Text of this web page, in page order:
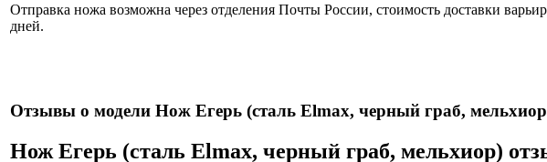
Отправка ножа возможна через отделения Почты России, стоимость доставки
дней.
Отзывы о модели Нож Егерь (сталь Elmax, черный граб,
Нож Егерь (сталь Elmax, черный граб, мельхиор)